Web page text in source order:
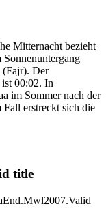
Mitternacht bezieht
(Fajr). Der
00:02. In
im Sommer nach der
Fall erstreckt sich die
title